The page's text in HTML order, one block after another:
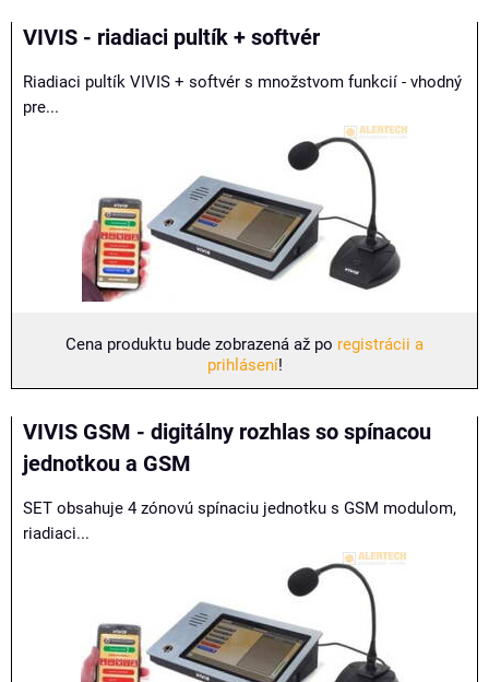
VIVIS - riadiaci pultík + softvér
Riadiaci pultík VIVIS + softvér s množstvom funkcií - vhodný
pre...
Cena produktu bude zobrazená až po registrácii a
prihlásení!
VIVIS GSM - digitálny rozhlas so spínacou
jednotkou a GSM
SET obsahuje 4 zónovú spínaciu jednotku s GSM modulom,
riadiaci...